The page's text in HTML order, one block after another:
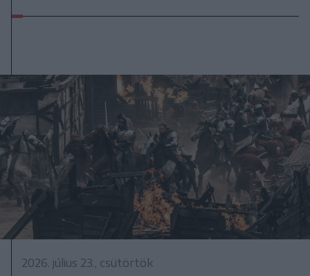
2026. július 23., csütörtök